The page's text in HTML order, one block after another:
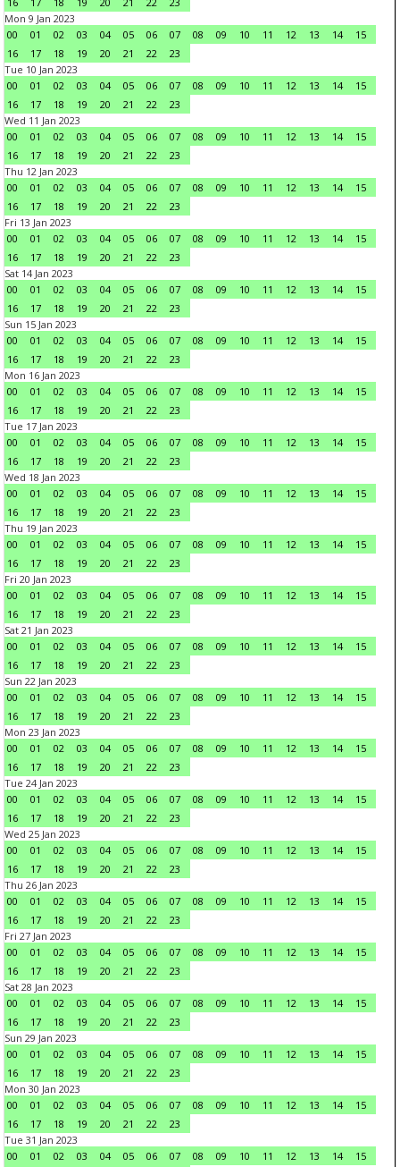
Mon 9 Jan 2023
00
01 02 03 04 05 06 07 08 09 10 11 12 13 14
15
16
17 18 19 20 21 22
23
Tue 10 Jan 2023
00
01 02 03 04 05 06 07 08 09 10 11 12 13 14
15
16
17 18 19 20 21 22
23
Wed 11 Jan 2023
00
01 02 03 04 05 06 07 08 09 10 11 12 13 14
15
16
17 18 19 20 21 22
23
Thu 12 Jan 2023
00
01 02 03 04 05 06 07 08 09 10 11 12 13 14
15
16
17 18 19 20 21 22
23
Fri 13 Jan 2023
00
01 02 03 04 05 06 07 08 09 10 11 12 13 14
15
16
17 18 19 20 21 22
23
Sat 14 Jan 2023
00
01 02 03 04 05 06 07 08 09 10 11 12 13 14
15
16
17 18 19 20 21 22
23
Sun 15 Jan 2023
00
01 02 03 04 05 06 07 08 09 10 11 12 13 14
15
16
17 18 19 20 21 22
23
Mon 16 Jan 2023
00
01 02 03 04 05 06 07 08 09 10 11 12 13 14
15
16
17 18 19 20 21 22
23
Tue 17 Jan 2023
00
01 02 03 04 05 06 07 08 09 10 11 12 13 14
15
16
17 18 19 20 21 22
23
Wed 18 Jan 2023
00
01 02 03 04 05 06 07 08 09 10 11 12 13 14
15
16
17 18 19 20 21 22
23
Thu 19 Jan 2023
00
01 02 03 04 05 06 07 08 09 10 11 12 13 14
15
16
17 18 19 20 21 22
23
Fri 20 Jan 2023
00
01 02 03 04 05 06 07 08 09 10 11 12 13 14
15
16
17 18 19 20 21 22
23
Sat 21 Jan 2023
00
01 02 03 04 05 06 07 08 09 10 11 12 13 14
15
16
17 18 19 20 21 22
23
Sun 22 Jan 2023
00
01 02 03 04 05 06 07 08 09 10 11 12 13 14
15
16
17 18 19 20 21 22
23
Mon 23 Jan 2023
00
01 02 03 04 05 06 07 08 09 10 11 12 13 14
15
16
17 18 19 20 21 22
23
Tue 24 Jan 2023
00
01 02 03 04 05 06 07 08 09 10 11 12 13 14
15
16
17 18 19 20 21 22
23
Wed 25 Jan 2023
00
01 02 03 04 05 06 07 08 09 10 11 12 13 14
15
16
17 18 19 20 21 22
23
Thu 26 Jan 2023
00
01 02 03 04 05 06 07 08 09 10 11 12 13 14
15
16
17 18 19 20 21 22
23
Fri 27 Jan 2023
00
01 02 03 04 05 06 07 08 09 10 11 12 13 14
15
16
17 18 19 20 21 22
23
Sat 28 Jan 2023
00
01 02 03 04 05 06 07 08 09 10 11 12 13 14
15
16
17 18 19 20 21 22
23
Sun 29 Jan 2023
00
01 02 03 04 05 06 07 08 09 10 11 12 13 14
15
16
17 18 19 20 21 22
23
Mon 30 Jan 2023
00
01 02 03 04 05 06 07 08 09 10 11 12 13 14
15
16
17 18 19 20 21 22
23
Tue 31 Jan 2023
00
01 02 03 04 05 06 07 08 09 10 11 12 13 14
15